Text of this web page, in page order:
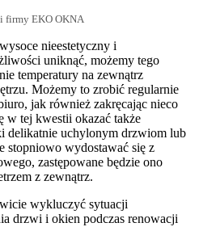
firmy EKO OKNA
nieestetyczny i
uniknąć, możemy tego
temperatury na zewnątrz
Możemy to zrobić regularnie
jak również zakręcając nieco
w tej kwestii okazać także
delikatnie uchylonym drzwiom lub
stopniowo wydostawać się z
zastępowane będzie ono
z zewnątrz.
wykluczyć sytuacji
drzwi i okien podczas renowacji